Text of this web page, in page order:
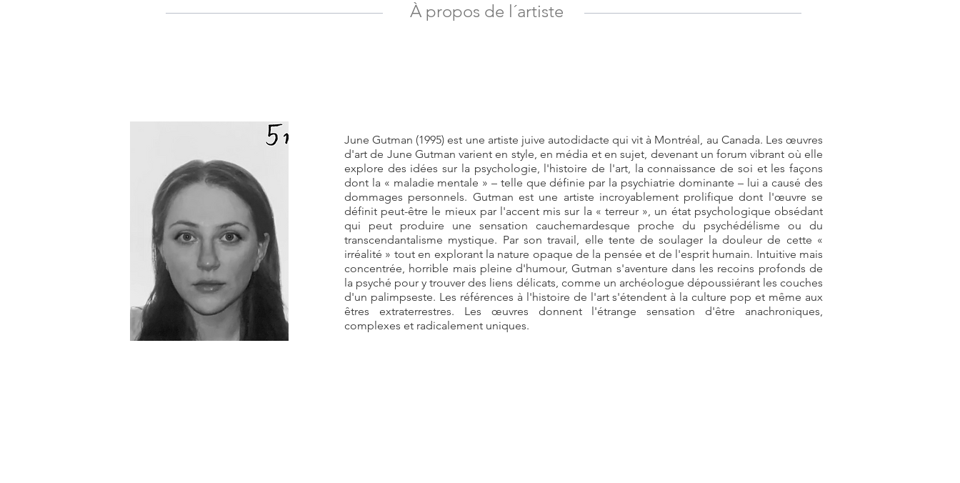
À propos de l´artiste
June Gutman (1995) est une artiste juive autodidacte qui vit à Montréal, au Canada. Les œuvres
d'art de June Gutman varient en style, en média et en sujet, devenant un forum vibrant où elle
explore des idées sur la psychologie, l'histoire de l'art, la connaissance de soi et les façons
dont la « maladie mentale » – telle que définie par la psychiatrie dominante – lui a causé des
dommages personnels. Gutman est une artiste incroyablement prolifique dont l'œuvre se
définit peut-être le mieux par l'accent mis sur la « terreur », un état psychologique obsédant
qui peut produire une sensation cauchemardesque proche du psychédélisme ou du
transcendantalisme mystique. Par son travail, elle tente de soulager la douleur de cette «
irréalité » tout en explorant la nature opaque de la pensée et de l'esprit humain. Intuitive mais
concentrée, horrible mais pleine d'humour, Gutman s'aventure dans les recoins profonds de
la psyché pour y trouver des liens délicats, comme un archéologue dépoussiérant les couches
d'un palimpseste. Les références à l'histoire de l'art s'étendent à la culture pop et même aux
êtres extraterrestres. Les œuvres donnent l'étrange sensation d'être anachroniques,
complexes et radicalement uniques.